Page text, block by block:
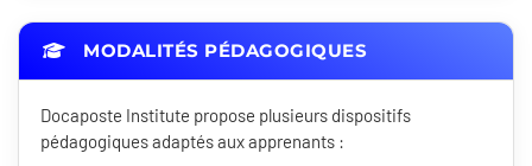
MODALITÉS PÉDAGOGIQUES
Docaposte Institute propose plusieurs dispositifs
pédagogiques adaptés aux apprenants :